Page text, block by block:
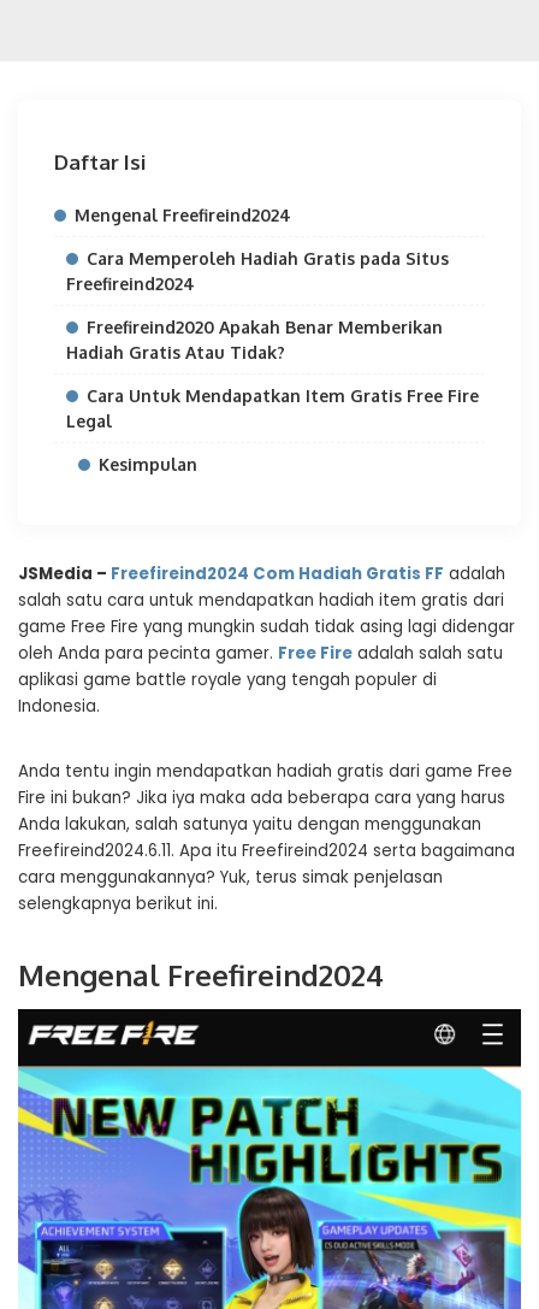
Daftar Isi
Mengenal Freefireind2024
Cara Memperoleh Hadiah Gratis pada Situs
Freefireind2024
Freefireind2020 Apakah Benar Memberikan
Hadiah Gratis Atau Tidak?
Cara Untuk Mendapatkan Item Gratis Free Fire
Legal
Kesimpulan
JSMedia – Freefireind2024 Com Hadiah Gratis FF adalah
salah satu cara untuk mendapatkan hadiah item gratis dari
game Free Fire yang mungkin sudah tidak asing lagi didengar
oleh Anda para pecinta gamer. Free Fire adalah salah satu
aplikasi game battle royale yang tengah populer di
Indonesia.
Anda tentu ingin mendapatkan hadiah gratis dari game Free
Fire ini bukan? Jika iya maka ada beberapa cara yang harus
Anda lakukan, salah satunya yaitu dengan menggunakan
Freefireind2024.6.11. Apa itu Freefireind2024 serta bagaimana
cara menggunakannya? Yuk, terus simak penjelasan
selengkapnya berikut ini.
Mengenal Freefireind2024